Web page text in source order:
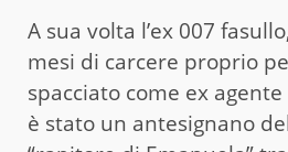
A sua volta l’ex 007
mesi di carcere proprio
spacciato come ex
è stato un antesignano